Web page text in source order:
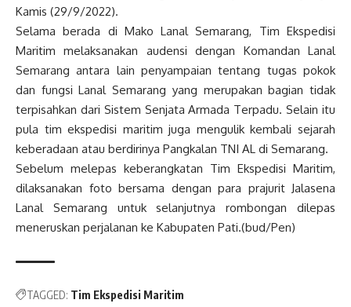
Kamis (29/9/2022).
Selama berada di Mako Lanal Semarang, Tim Ekspedisi
Maritim melaksanakan audensi dengan Komandan Lanal
Semarang antara lain penyampaian tentang tugas pokok
dan fungsi Lanal Semarang yang merupakan bagian tidak
terpisahkan dari Sistem Senjata Armada Terpadu. Selain itu
pula tim ekspedisi maritim juga mengulik kembali sejarah
keberadaan atau berdirinya Pangkalan TNI AL di Semarang.
Sebelum melepas keberangkatan Tim Ekspedisi Maritim,
dilaksanakan foto bersama dengan para prajurit Jalasena
Lanal Semarang untuk selanjutnya rombongan dilepas
meneruskan perjalanan ke Kabupaten Pati.(bud/Pen)
TAGGED: Tim Ekspedisi Maritim